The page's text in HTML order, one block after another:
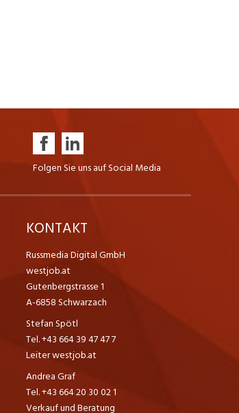
Folgen Sie uns auf Social Media
KONTAKT
Russmedia Digital GmbH
westjob.at
Gutenbergstrasse 1
A-6858 Schwarzach
Stefan Spötl
Tel. +43 664 39 47 47 7
Leiter westjob.at
Andrea Graf
Tel. +43 664 20 30 02 1
Verkauf und Beratung